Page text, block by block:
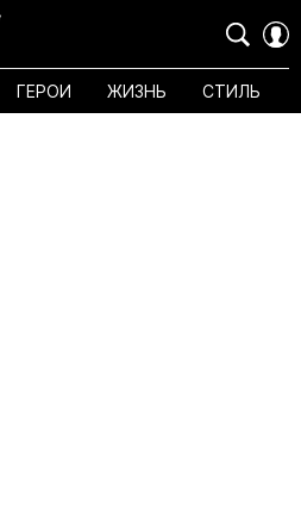
ГЕРОИ ЖИЗНЬ СТИЛЬ